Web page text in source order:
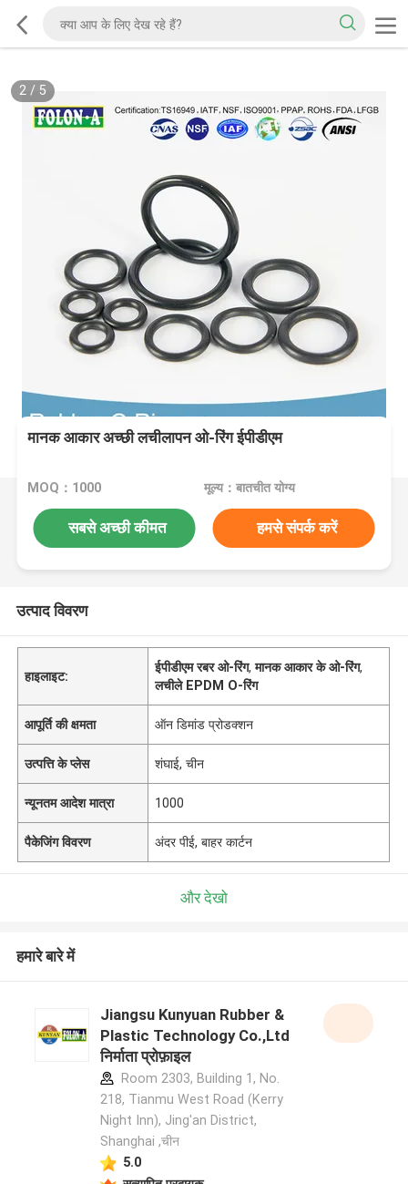
2/ 5
मानक आकार अच्छी लचीलापन ओ-रिंग ईपीडीएम
MOQ：1000 मूल्य：बातचीत योग्य
सबसे अच्छी कीमत हमसे संपर्क करें
उत्पाद विवरण
हाइलाइट:
ईपीडीएम रबर ओ-रिंग,मानक आकार के ओ-रिंग,
लचीले EPDM O-रिंग
आपूर्ति की क्षमता ऑन डिमांड प्रोडक्शन
उत्पत्ति के प्लेस शंघाई, चीन
न्यूनतम आदेश मात्रा 1000
पैकेजिंग विवरण अंदर पीई, बाहर कार्टन
और देखो
हमारे बारे में
Jiangsu Kunyuan Rubber &
Plastic Technology Co.,Ltd
निर्माता प्रोफ़ाइल
Room 2303, Building 1, No.
218, Tianmu West Road (Kerry
Night Inn), Jing'an District,
Shanghai ,चीन
5.0